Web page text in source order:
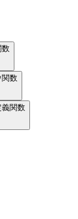
数
関数
義関数